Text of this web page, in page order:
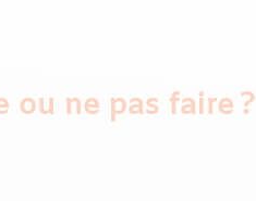
ne pas faire ?